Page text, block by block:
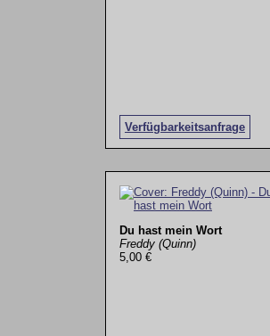
Verfügbarkeitsanfrage
Du hast mein Wort
Freddy (Quinn)
5,00 €